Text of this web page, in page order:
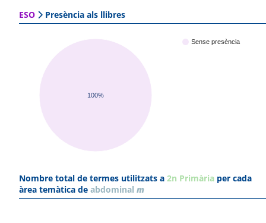
ESO Presència als llibres
Sense presència
100%
Nombre total de termes utilitzats a 2n Primària per cada
àrea temàtica de abdominal m